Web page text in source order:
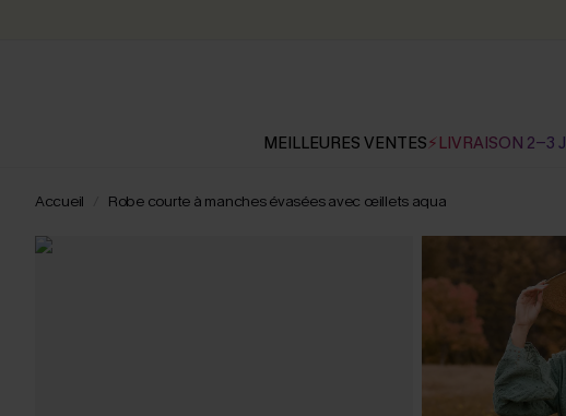
MEILLEURES VENTES⚡LIVRAISON 2-3 J
Accueil Robe courte à manches évasées avec œillets aqua